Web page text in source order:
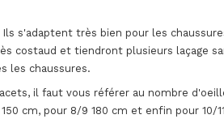
s'adaptent très bien pour les
costaud et tiendront plusieurs laçage
les chaussures.
il faut vous référer au nombre
cm, pour 8/9 180 cm et enfin pour